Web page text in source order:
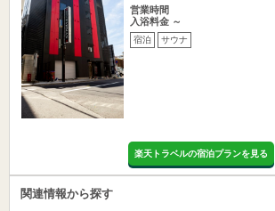
営業時間
入浴料金 ～
宿泊 サウナ
楽天トラベルの宿泊プランを見る
関連情報から探す